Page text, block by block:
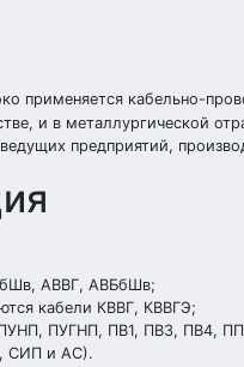
применяется кабельно-
и в металлургической
предприятий,
АВВГ, АВБбШв;
кабели КВВГ, КВВГЭ;
ПУНП, ПУГНП, ПВ1, ПВ3, ПВ4,
СИП и АС).